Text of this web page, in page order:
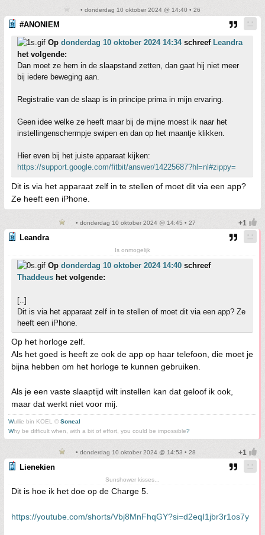
• donderdag 10 oktober 2024 @ 14:40 • 26
#ANONIEM
Op donderdag 10 oktober 2024 14:34schreef Leandra
het volgende:
Dan moet ze hem in de slaapstand zetten, dan gaat hij niet meer
bij iedere beweging aan.
Registratie van de slaap is in principe prima in mijn ervaring.
Geen idee welke ze heeft maar bij de mijne moest ik naar het
instellingenschermpje swipen en dan op het maantje klikken.
Hier even bij het juiste apparaat kijken:
https://support.google.com/fitbit/answer/14225687?hl=nl#zippy=
Dit is via het apparaat zelf in te stellen of moet dit via een app?
Ze heeft een iPhone.
• donderdag 10 oktober 2024 @ 14:45 • 27
Leandra
Is onmogelijk
Op donderdag 10 oktober 2024 14:40 schreef
Thaddeus het volgende:
[..]
Dit is via het apparaat zelf in te stellen of moet dit via een app? Ze
heeft een iPhone.
Op het horloge zelf.
Als het goed is heeft ze ook de app op haar telefoon, die moet je
bijna hebben om het horloge te kunnen gebruiken.
Als je een vaste slaaptijd wilt instellen kan dat geloof ik ook,
maar dat werkt niet voor mij.
Wullie bin KOEL © Soneal
Why be difficult when, with a bit of effort, you could be impossible?
• donderdag 10 oktober 2024 @ 14:53 • 28
Lienekien
Sunshower kisses...
Dit is hoe ik het doe op de Charge 5.
https://youtube.com/shorts/Vbj8MnFhqGY?si=d2eqI1jbr3r1os7y